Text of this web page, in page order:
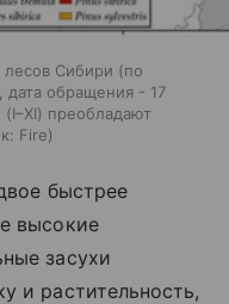
Сибири (по
обращения - 17
преобладают
Fire
быстрее
высокие
засухи
и растительность,